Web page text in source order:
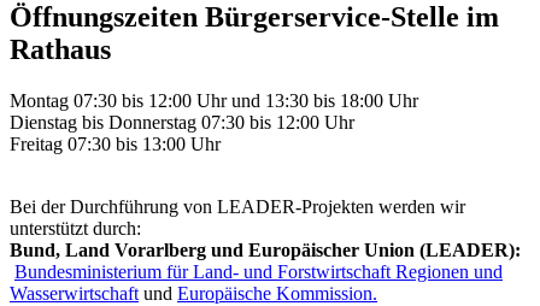
Öffnungszeiten Bürgerservice-Stelle im
Rathaus
Montag 07:30 bis 12:00 Uhr und 13:30 bis 18:00 Uhr
Dienstag bis Donnerstag 07:30 bis 12:00 Uhr
Freitag 07:30 bis 13:00 Uhr
Bei der Durchführung von LEADER-Projekten werden wir
unterstützt durch:
Bund, Land Vorarlberg und Europäischer Union (LEADER):
Bundesministerium für Land- und Forstwirtschaft Regionen und
Wasserwirtschaft und Europäische Kommission.